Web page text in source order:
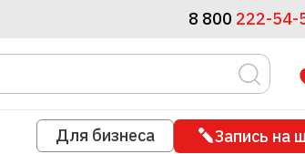
8 800 222-54-
Для бизнеса Запись на